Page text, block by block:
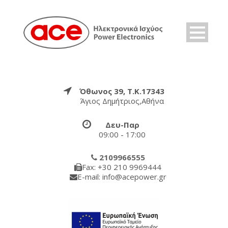
Όθωνος 39, Τ.Κ.17343
Άγιος Δημήτριος,Αθήνα
Δευ-Παρ
09:00 - 17:00
2109966555
Fax: +30 210 9969444
E-mail: info@acepower.gr